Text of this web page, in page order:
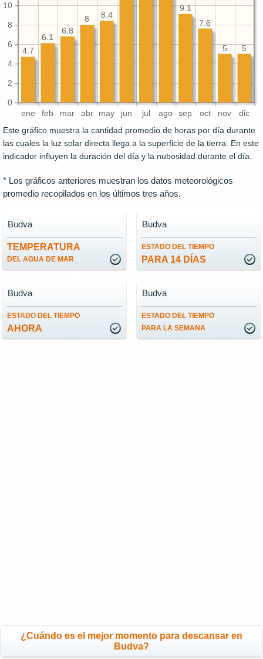
ene feb mar abr may jun jul ago sep oct nov dic
0
2
4
6
8
10
5
5
7.6
9.1
8.4
8
6.8
6.1
4.7
Este gráfico muestra la cantidad promedio de horas por día durante
las cuales la luz solar directa llega a la superficie de la tierra. En este
indicador influyen la duración del día y la nubosidad durante el día.
* Los gráficos anteriores muestran los datos meteorológicos
promedio recopilados en los últimos tres años.
TEMPERATURA
DEL AGUA DE MAR
Budva
ESTADO DEL TIEMPO
PARA 14 DÍAS
Budva
ESTADO DEL TIEMPO
AHORA
Budva
ESTADO DEL TIEMPO
PARA LA SEMANA
Budva
¿Cuándo es el mejor momento para descansar en
Budva?